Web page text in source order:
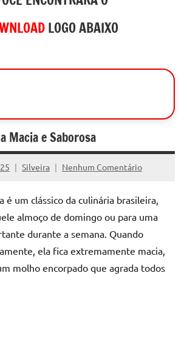
LOGO ABAIXO
Macia e Saborosa
Silveira Nenhum Comentário
é um clássico da culinária brasileira,
almoço de domingo ou para uma
durante a semana. Quando
ela fica extremamente macia,
molho encorpado que agrada todos